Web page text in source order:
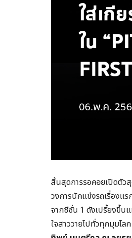
สิ้นสุดการรอคอยเปิดตั
วงการนักแข่งรถเรื่องแ
จากซีซั่น 1 ดังเปรี้ยงขึ้น
ใจสาววายไปทั่วทุกมุมโล